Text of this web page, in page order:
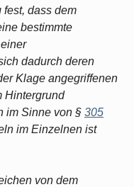
dass dem
bestimmte
dadurch deren
Klage angegriffenen
Hintergrund
im Sinne von § 305
im Einzelnen ist
von dem